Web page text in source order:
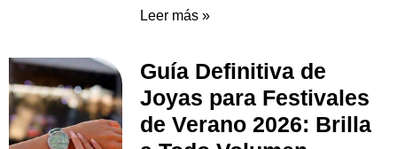
Leer más »
Guía Definitiva de
Joyas para Festivales
de Verano 2026: Brilla